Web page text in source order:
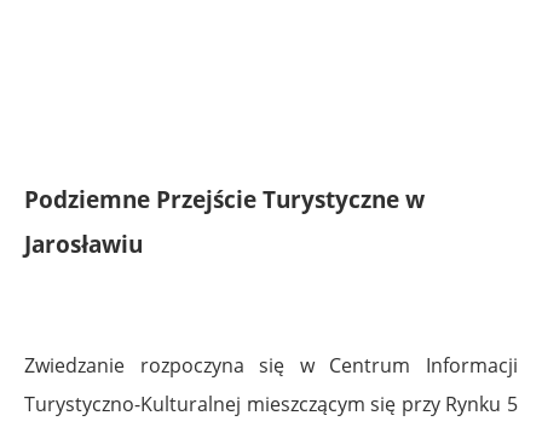
Podziemne Przejście Turystyczne w
Jarosławiu
Zwiedzanie rozpoczyna się w Centrum Informacji
Turystyczno-Kulturalnej mieszczącym się przy Rynku 5